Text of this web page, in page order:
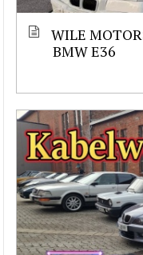
WILE
BMW E36